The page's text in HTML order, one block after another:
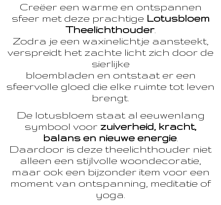
Creëer een warme en ontspannen
sfeer met deze prachtige Lotusbloem
Theelichthouder.
Zodra je een waxinelichtje aansteekt,
verspreidt het zachte licht zich door de
sierlijke
bloembladen en ontstaat er een
sfeervolle gloed die elke ruimte tot leven
brengt.
De lotusbloem staat al eeuwenlang
symbool voor zuiverheid, kracht,
balans en nieuwe energie
Daardoor is deze theelichthouder niet
alleen een stijlvolle woondecoratie,
maar ook een bijzonder item voor een
moment van ontspanning, meditatie of
yoga.